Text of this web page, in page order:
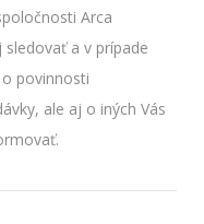
Arca
a v prípade
povinnosti
ale aj o iných Vás